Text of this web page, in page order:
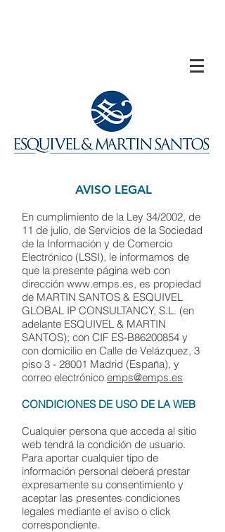
AVISO LEGAL
En cumplimiento de la Ley 34/2002, de
11 de julio, de Servicios de la Sociedad
de la Información y de Comercio
Electrónico (LSSI), le informamos de
que la presente página web con
dirección www.emps.es, es propiedad
de MARTIN SANTOS & ESQUIVEL
GLOBAL IP CONSULTANCY, S.L. (en
adelante ESQUIVEL & MARTIN
SANTOS); con CIF ES-B86200854 y
con domicilio en Calle de Velázquez, 3
piso 3 - 28001 Madrid (España), y
correo electrónico emps@emps.es
CONDICIONES DE USO DE LA WEB
Cualquier persona que acceda al sitio
web tendrá la condición de usuario.
Para aportar cualquier tipo de
información personal deberá prestar
expresamente su consentimiento y
aceptar las presentes condiciones
legales mediante el aviso o click
correspondiente.